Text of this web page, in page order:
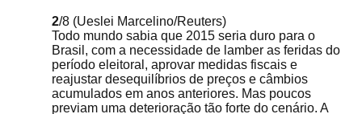
2/8 (Ueslei Marcelino/Reuters)
Todo mundo sabia que 2015 seria duro para o
Brasil, com a necessidade de lamber as feridas do
período eleitoral, aprovar medidas fiscais e
reajustar desequilíbrios de preços e câmbios
acumulados em anos anteriores. Mas poucos
previam uma deterioração tão forte do cenário. A